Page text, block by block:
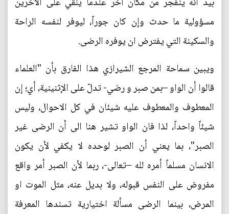
مسؤولية ما حدث وإن كان جوراً، ليوفر لنفسه الراحة
والسكينة التي يفترض ان يوفره الرضى.
ويبين سماحة المرجع الشيرازي هذا الفارق بأن "العلماء
قالوا أن الواو –بمن صبر و رضي- تدلّ على الإثنينية، أي؛ إن
المعطوف والمعطوف عليه شيئان في كل الاحوال، وليس
شيئاً واحداً، لذا فان الواو تشير هنا الى أن الرضى غير
الصبر"، بما يعني أن الصبر لوحده لا يكفي لأن يكون
الانسان مسلماً أمره لله –تعالى-، ربما لأن الصبر أمر واقع
مفروض على النفس قبوله، ولا بديل عنه، مثل الموت او
المرض، بينما الرضى مسألة اختيارية تسندها المعرفة